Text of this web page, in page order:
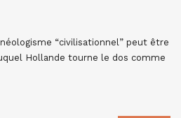
“civilisationnel” peut être
Hollande tourne le dos comme